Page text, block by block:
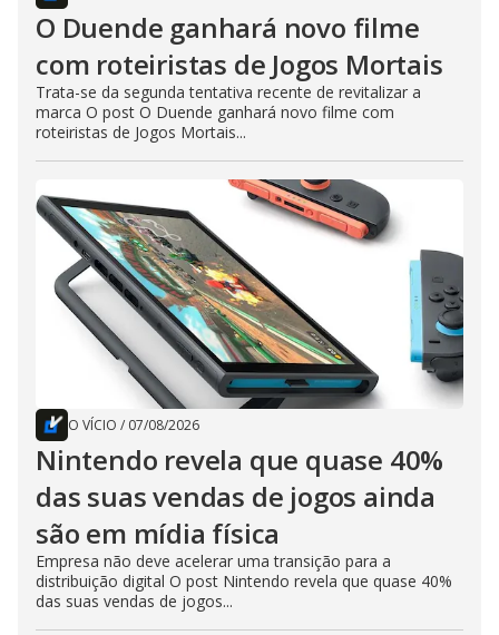
O Duende ganhará novo filme
com roteiristas de Jogos Mortais
Trata-se da segunda tentativa recente de revitalizar a
marca O post O Duende ganhará novo filme com
roteiristas de Jogos Mortais...
O VÍCIO / 07/08/2026
Nintendo revela que quase 40%
das suas vendas de jogos ainda
são em mídia física
Empresa não deve acelerar uma transição para a
distribuição digital O post Nintendo revela que quase 40%
das suas vendas de jogos...